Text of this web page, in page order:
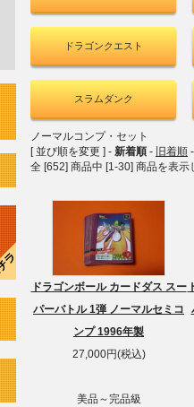
ドラゴンクエスト
スラムダンク
ノーマルコンプ・セット
[ 並び順を変更 ] - 新着順 - 旧着順 -
全 [652] 商品中 [1-30] 商品を表
ドラゴンボール カードダス スー
パーバトル 1弾 ノーマルセミコ
ンプ 1996年製
27,000円(税込)
美品～完品級